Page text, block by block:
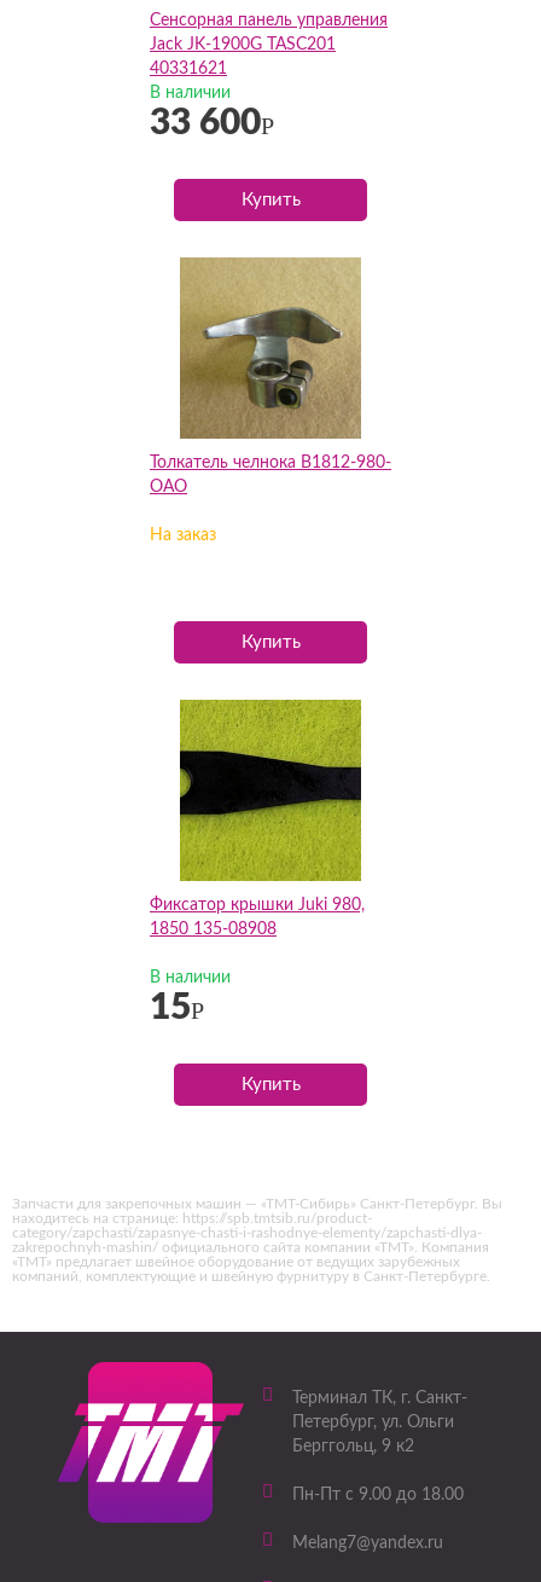
Сенсорная панель управления
Jack JK-1900G TASC201
40331621
В наличии
33 600Р
Купить
Толкатель челнока В1812-980-
ОАО
На заказ
Купить
Фиксатор крышки Juki 980,
1850 135-08908
В наличии
15Р
Купить
Запчасти для закрепочных машин — «ТМТ-Сибирь» Санкт-Петербург. Вы
находитесь на странице: https://spb.tmtsib.ru/product-
category/zapchasti/zapasnye-chasti-i-rashodnye-elementy/zapchasti-dlya-
zakrepochnyh-mashin/ официального сайта компании «ТМТ». Компания
«ТМТ» предлагает швейное оборудование от ведущих зарубежных
компаний, комплектующие и швейную фурнитуру в Санкт-Петербурге.
Терминал ТК, г. Санкт-
Петербург, ул. Ольги
Берггольц, 9 к2
Пн-Пт с 9.00 до 18.00
Melang7@yandex.ru